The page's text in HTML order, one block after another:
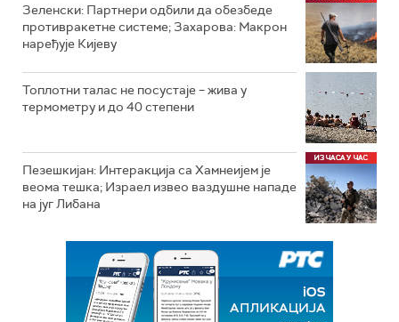
Зеленски: Партнери одбили да обезбеде
противракетне системе; Захарова: Макрон
наређује Кијеву
Топлотни талас не посустаје – жива у
термометру и до 40 степени
Пезешкијан: Интеракција са Хамнеијем је
веома тешка; Израел извео ваздушне нападе
на југ Либана